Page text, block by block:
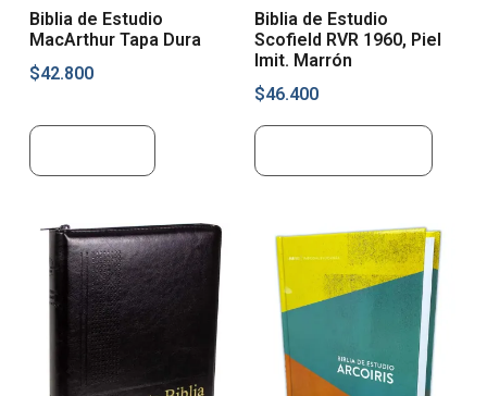
Biblia de Estudio
MacArthur Tapa Dura
$42.800
Biblia de Estudio
Scofield RVR 1960, Piel
Imit. Marrón
$46.400